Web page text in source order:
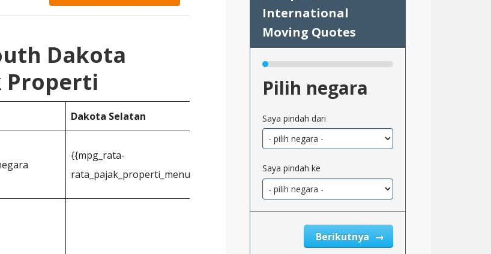
Dakota
Properti
Dakota Selatan
{{mpg_rata-
rata_pajak_properti_menurut_negara_2}}
Pilih negara
Saya pindah dari
Saya pindah ke
Berikutnya